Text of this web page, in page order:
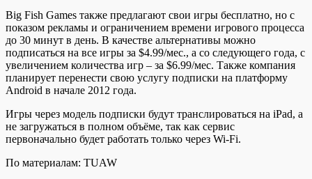
Big Fish Games также предлагают свои игры бесплатно, но с
показом рекламы и ограничением времени игрового процесса
до 30 минут в день. В качестве альтернативы можно
подписаться на все игры за $4.99/мес., а со следующего года, с
увеличением количества игр – за $6.99/мес. Также компания
планирует перенести свою услугу подписки на платформу
Android в начале 2012 года.
Игры через модель подписки будут транслироваться на iPad, а
не загружаться в полном объёме, так как сервис
первоначально будет работать только через Wi-Fi.
По материалам: TUAW